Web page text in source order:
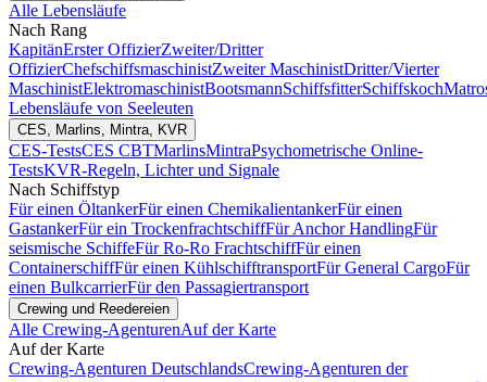
Alle Lebensläufe
Nach Rang
KapitänErster OffizierZweiter/Dritter
OffizierChefschiffsmaschinistZweiter MaschinistDritter/Vierter
MaschinistElektromaschinistBootsmannSchiffsfitterSchiffskoch
Lebensläufe von Seeleuten
CES, Marlins, Mintra, KVR
CES-TestsCES CBTMarlinsMintraPsychometrische Online-
TestsKVR-Regeln, Lichter und Signale
Nach Schiffstyp
Für einen ÖltankerFür einen ChemikalientankerFür einen
GastankerFür ein TrockenfrachtschiffFür Anchor HandlingFür
seismische SchiffeFür Ro-Ro FrachtschiffFür einen
ContainerschiffFür einen KühlschifftransportFür General CargoFür
einen BulkcarrierFür den Passagiertransport
Crewing und Reedereien
Alle Crewing-AgenturenAuf der Karte
Auf der Karte
Crewing-Agenturen DeutschlandsCrewing-Agenturen der